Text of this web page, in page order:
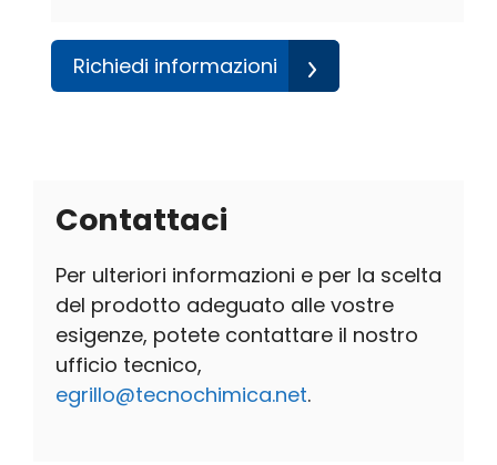
Richiedi informazioni
Contattaci
Per ulteriori informazioni e per la scelta
del prodotto adeguato alle vostre
esigenze, potete contattare il nostro
ufficio tecnico,
egrillo@tecnochimica.net.